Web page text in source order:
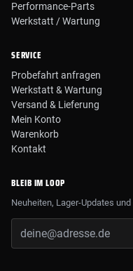
Performance-Parts
Werkstatt / Wartung
SERVICE
Probefahrt anfragen
Werkstatt & Wartung
Versand & Lieferung
Mein Konto
Warenkorb
Kontakt
BLEIB IM LOOP
Neuheiten, Lager-Updates